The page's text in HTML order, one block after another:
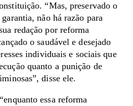
“Mas, preservado o
não há razão para
redação por reforma
o saudável e desejado
individuais e sociais que
quanto a punição de
disse ele.
essa reforma